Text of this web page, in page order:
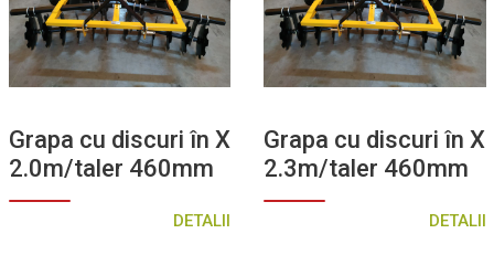
Grapa cu discuri în X
2.0m/taler 460mm
DETALII
Grapa cu discuri în X
2.3m/taler 460mm
DETALII